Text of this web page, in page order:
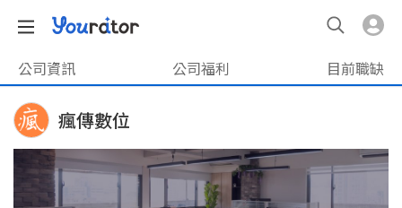
公司資訊 公司福利 目前職缺
瘋傳數位